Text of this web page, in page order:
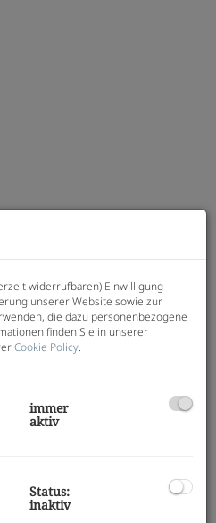
Zimmer | 33–73 m²
widerrufbaren) Einwilligung
unserer Website sowie zur
die dazu personenbezogene
finden Sie in unserer
Cookie Policy.
immer
aktiv
Status:
inaktiv